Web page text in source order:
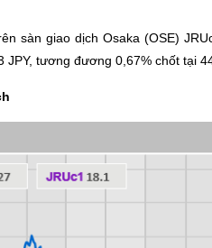
sàn giao dịch Osaka (OSE)
tương đương 0,67% chốt tại